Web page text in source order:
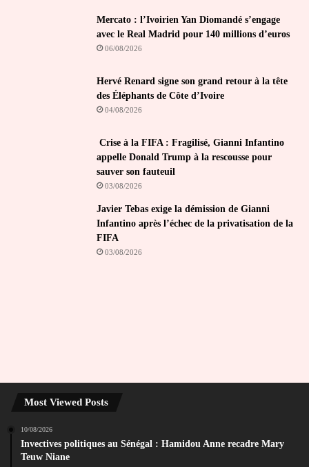
Mercato : l’Ivoirien Yan Diomandé s’engage
avec le Real Madrid pour 140 millions d’euros
06/08/2026
Hervé Renard signe son grand retour à la tête
des Éléphants de Côte d’Ivoire
04/08/2026
Crise à la FIFA : Fragilisé, Gianni Infantino
appelle Donald Trump à la rescousse pour
sauver son fauteuil
03/08/2026
Javier Tebas exige la démission de Gianni
Infantino après l’échec de la privatisation de la
FIFA
03/08/2026
Most Viewed Posts
10/08/2026
Invectives politiques au Sénégal : Hamidou Anne recadre Mary
Teuw Niane